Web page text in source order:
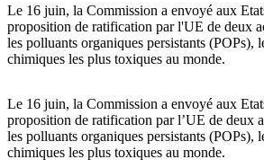
Le 16 juin, la Commission a envoyé aux
proposition de ratification par l'UE de deux
les polluants organiques persistants (POPs),
chimiques les plus toxiques au monde.
Le 16 juin, la Commission a envoyé aux
proposition de ratification par l’UE de deux
les polluants organiques persistants (POPs),
chimiques les plus toxiques au monde.